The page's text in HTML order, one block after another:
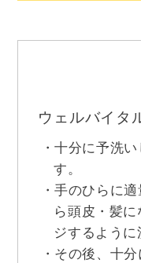
ウェルバイタ
十分に予洗い
す。
手のひらに
ら頭皮・髪
ジするように
その後、十分